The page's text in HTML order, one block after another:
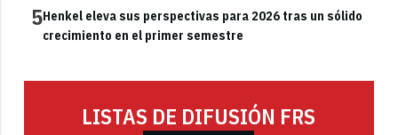
5Henkel eleva sus perspectivas para 2026 tras un sólido
crecimiento en el primer semestre
LISTAS DE DIFUSIÓN FRS